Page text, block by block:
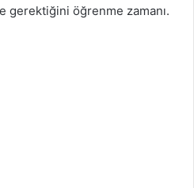
gerektiğini öğrenme zamanı.